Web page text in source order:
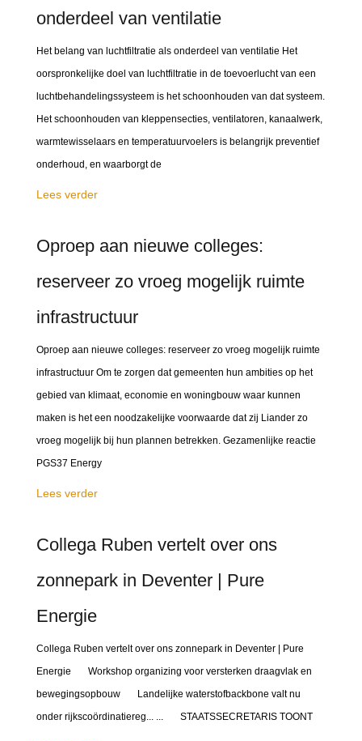
onderdeel van ventilatie
Het belang van luchtfiltratie als onderdeel van ventilatie Het
oorspronkelijke doel van luchtfiltratie in de toevoerlucht van een
luchtbehandelingssysteem is het schoonhouden van dat systeem.
Het schoonhouden van kleppensecties, ventilatoren, kanaalwerk,
warmtewisselaars en temperatuurvoelers is belangrijk preventief
onderhoud, en waarborgt de
Lees verder
Oproep aan nieuwe colleges:
reserveer zo vroeg mogelijk ruimte
infrastructuur
Oproep aan nieuwe colleges: reserveer zo vroeg mogelijk ruimte
infrastructuur Om te zorgen dat gemeenten hun ambities op het
gebied van klimaat, economie en woningbouw waar kunnen
maken is het een noodzakelijke voorwaarde dat zij Liander zo
vroeg mogelijk bij hun plannen betrekken. Gezamenlijke reactie
PGS37 Energy
Lees verder
Collega Ruben vertelt over ons
zonnepark in Deventer | Pure
Energie
Collega Ruben vertelt over ons zonnepark in Deventer | Pure
Energie Workshop organizing voor versterken draagvlak en
bewegingsopbouw Landelijke waterstofbackbone valt nu
onder rijkscoördinatiereg... ... STAATSSECRETARIS TOONT